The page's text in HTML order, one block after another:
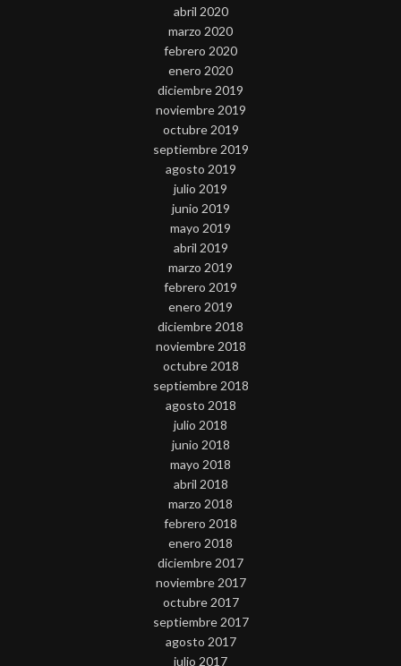
abril 2020
marzo 2020
febrero 2020
enero 2020
diciembre 2019
noviembre 2019
octubre 2019
septiembre 2019
agosto 2019
julio 2019
junio 2019
mayo 2019
abril 2019
marzo 2019
febrero 2019
enero 2019
diciembre 2018
noviembre 2018
octubre 2018
septiembre 2018
agosto 2018
julio 2018
junio 2018
mayo 2018
abril 2018
marzo 2018
febrero 2018
enero 2018
diciembre 2017
noviembre 2017
octubre 2017
septiembre 2017
agosto 2017
julio 2017